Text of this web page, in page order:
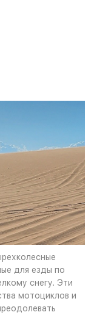
для езды по
снегу. Эти
мотоциклов и